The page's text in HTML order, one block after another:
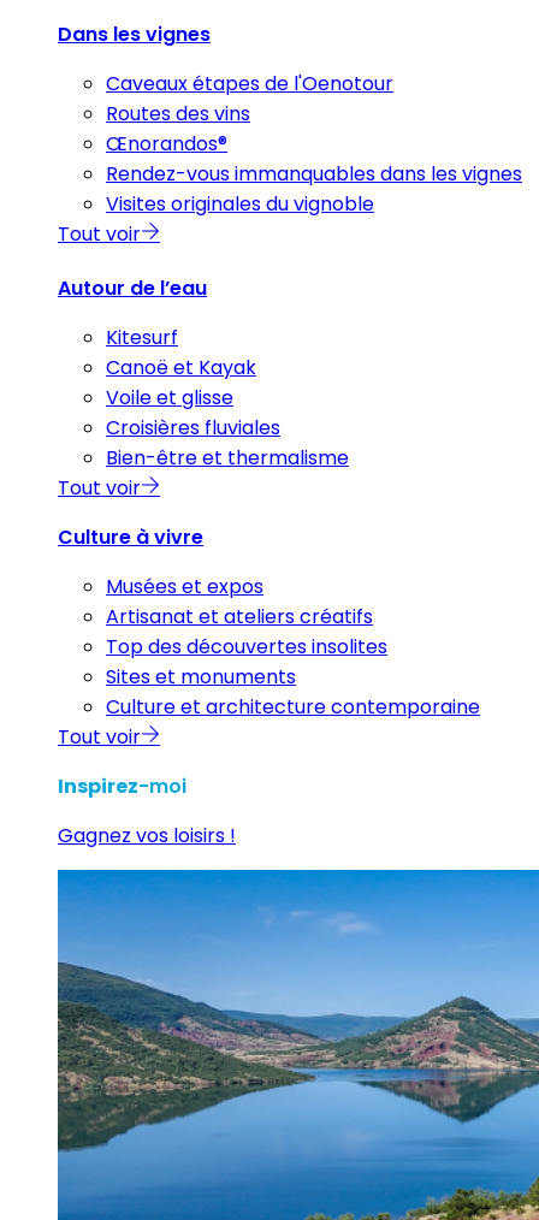
Dans les vignes
Caveaux étapes de l'Oenotour
Routes des vins
Œnorandos®
Rendez-vous immanquables dans les vignes
Visites originales du vignoble
Tout voir
Autour de l’eau
Kitesurf
Canoë et Kayak
Voile et glisse
Croisières fluviales
Bien-être et thermalisme
Tout voir
Culture à vivre
Musées et expos
Artisanat et ateliers créatifs
Top des découvertes insolites
Sites et monuments
Culture et architecture contemporaine
Tout voir
Inspirez-moi
Gagnez vos loisirs !